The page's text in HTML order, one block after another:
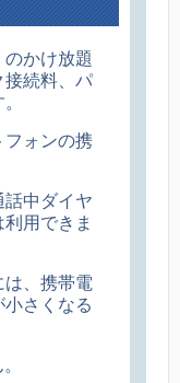
かけ放題
接続料、パ
フォンの携
中ダイヤ
用できま
は、携帯電
さくなる